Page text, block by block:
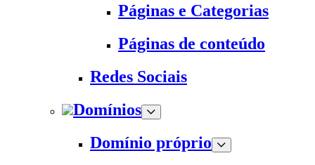
Páginas e Categorias
Páginas de conteúdo
Redes Sociais
Domínios
Domínio próprio